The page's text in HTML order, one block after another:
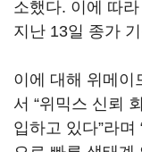
소했다. 이에 따
지난 13일 종가
이에 대해 위메이
서 “위믹스 신뢰
입하고 있다”라